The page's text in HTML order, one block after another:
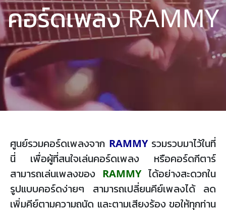
คอร์ดเพลง RAMMY
ศูนย์รวมคอร์ดเพลงจาก RAMMYรวมรวบมาไว้ในที่
นี่ เพื่อผู้ที่สนใจเล่นคอร์ดเพลง หรือคอร์ดกีตาร์
สามารถเล่นเพลงของ RAMMYได้อย่างสะดวกใน
รูปแบบคอร์ดง่ายๆ สามารถเปลี่ยนคีย์เพลงได้ ลด
เพิ่มคีย์ตามความถนัด และตามเสียงร้อง ขอให้ทุกท่าน